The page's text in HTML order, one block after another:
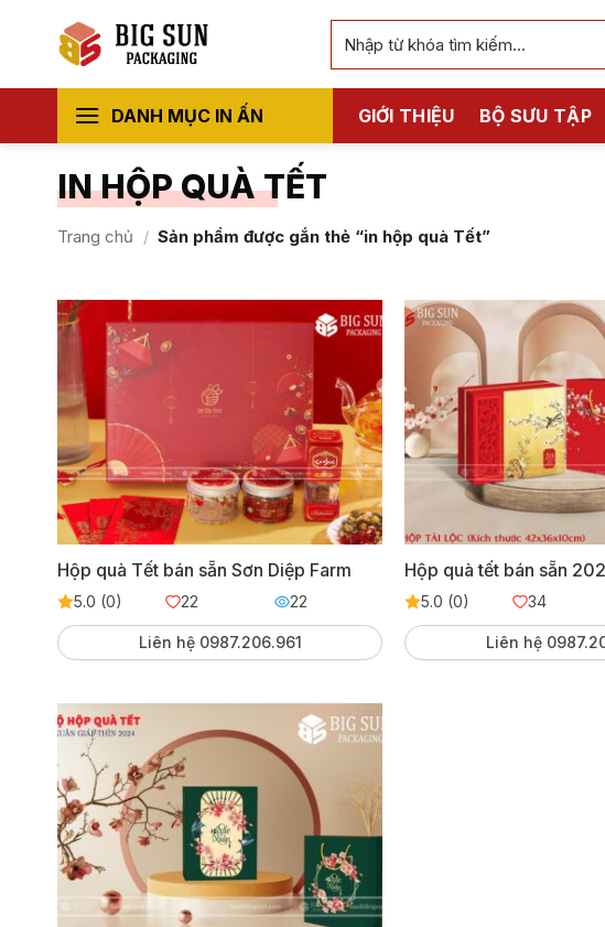
dung
kiếm:
DANH MỤC IN ẤN GIỚI THIỆU BỘ SƯU TẬP
IN HỘP QUÀ TẾT
Trang chủ / Sản phẩm được gắn thẻ “in hộp quà Tết”
Hộp quà Tết bán sẵn Sơn Diệp Farm
5.0 (0) 22 22
Liên hệ 0987.206.961
Hộp quà tết bán sẵn
5.0 (0) 34
Liên hệ